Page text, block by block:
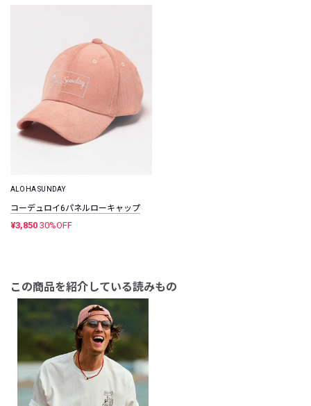
ALOHA SUNDAY
コーデュロイ6パネルローキャップ
¥3,850 30%OFF
この商品を紹介している読みもの